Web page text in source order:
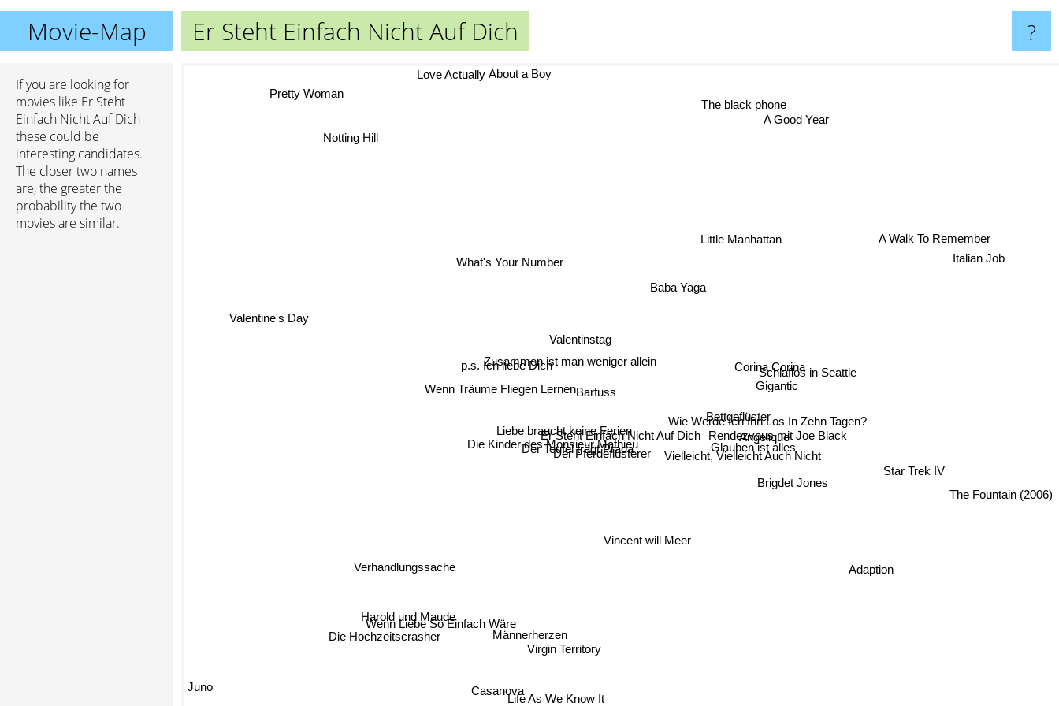
Movie-Map Er Steht Einfach Nicht Auf Dich ?
If you are looking for
movies like Er Steht
Einfach Nicht Auf Dich
these could be
interesting candidates.
The closer two names
are, the greater the
probability the two
movies are similar.
Er Steht Einfach Nicht Auf Dich
Der Teufel trägt Prada
Liebe braucht keine Ferien
Barfuss
Zusammen ist man weniger allein
Die Kinder des Monsieur Mathieu
Brigdet Jones
Wie Werde Ich Ihn Los In Zehn Tagen?
Glauben ist alles
Wenn Träume Fliegen Lernen
Valentinstag
Bettgeflüster
Vincent will Meer
Gigantic
Rendezvous mit Joe Black
Baba Yaga
Corina Corina
p.s. Ich liebe Dich
Angelique
Schlaflos in Seattle
Vielleicht, Vielleicht Auch Nicht
What's Your Number
Wenn Liebe So Einfach Wäre
Life As We Know It
Virgin Territory
Adaption
Star Trek IV
Little Manhattan
Männerherzen
Harold und Maude
Verhandlungssache
The black phone
Die Hochzeitscrasher
Casanova
Valentine's Day
The Fountain (2006)
A Good Year
About a Boy
Love Actually
Juno
A Walk To Remember
Notting Hill
Pretty Woman